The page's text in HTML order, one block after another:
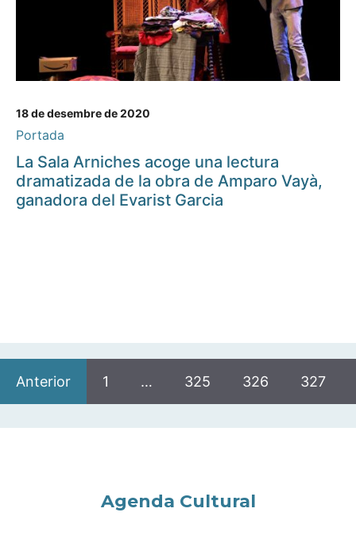
18 de desembre de 2020
Portada
La Sala Arniches acoge una lectura
dramatizada de la obra de Amparo Vayà,
ganadora del Evarist Garcia
Anterior 1 … 325 326 327
Agenda Cultural